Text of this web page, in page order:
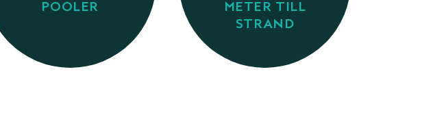
POOLER
METER TILL
STRAND